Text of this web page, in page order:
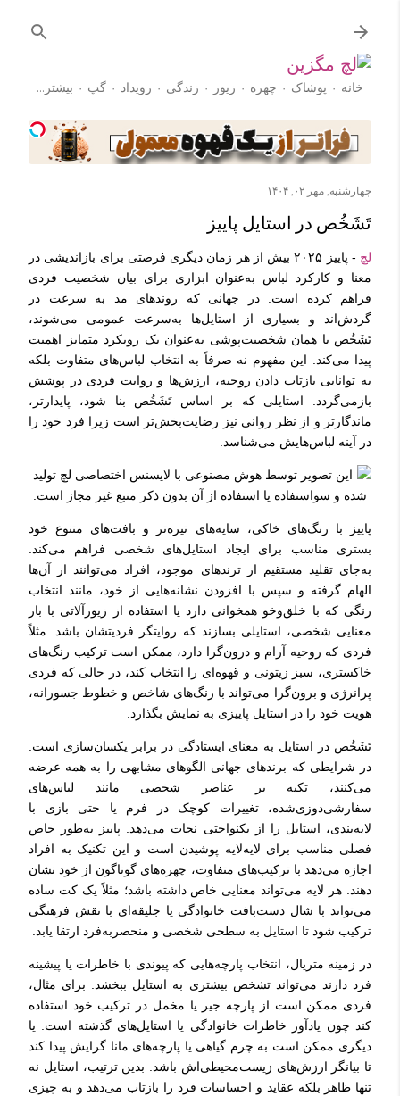
خانه پوشاک چهره زیور زندگی رویداد گپ
‏بیشتر…
چهارشنبه, مهر ۰۲, ۱۴۰۴
تَشَخُص در استایل پاییز
لچ
- پاییز ۲۰۲۵ بیش از هر زمان دیگری فرصتی برای بازاندیشی در
معنا و کارکرد لباس به‌عنوان ابزاری برای بیان شخصیت فردی
فراهم کرده است. در جهانی که روندهای مد به سرعت در
گردش‌اند و بسیاری از استایل‌ها به‌سرعت عمومی می‌شوند،
تَشَخُص یا همان شخصیت‌پوشی به‌عنوان یک رویکرد متمایز اهمیت
پیدا می‌کند. این مفهوم نه صرفاً به انتخاب لباس‌های متفاوت بلکه
به توانایی بازتاب دادن روحیه، ارزش‌ها و روایت فردی در پوشش
بازمی‌گردد. استایلی که بر اساس تَشَخُص بنا شود، پایدارتر،
ماندگارتر و از نظر روانی نیز رضایت‌بخش‌تر است زیرا فرد خود را
در آینه لباس‌هایش می‌شناسد.
پاییز با رنگ‌های خاکی، سایه‌های تیره‌تر و بافت‌های متنوع خود
بستری مناسب برای ایجاد استایل‌های شخصی فراهم می‌کند.
به‌جای تقلید مستقیم از ترندهای موجود، افراد می‌توانند از آن‌ها
الهام گرفته و سپس با افزودن نشانه‌هایی از خود، مانند انتخاب
رنگی که با خلق‌وخو همخوانی دارد یا استفاده از زیورآلاتی با بار
معنایی شخصی، استایلی بسازند که روایتگر فردیتشان باشد. مثلاً
فردی که روحیه آرام و درون‌گرا دارد، ممکن است ترکیب رنگ‌های
خاکستری، سبز زیتونی و قهوه‌ای را انتخاب کند، در حالی که فردی
پرانرژی و برون‌گرا می‌تواند با رنگ‌های شاخص و خطوط جسورانه،
هویت خود را در استایل پاییزی به نمایش بگذارد.
تَشَخُص در استایل به معنای ایستادگی در برابر یکسان‌سازی است.
در شرایطی که برندهای جهانی الگوهای مشابهی را به همه عرضه
می‌کنند، تکیه بر عناصر شخصی مانند لباس‌های
سفارشی‌دوزی‌شده، تغییرات کوچک در فرم یا حتی بازی با
لایه‌بندی، استایل را از یکنواختی نجات می‌دهد. پاییز به‌طور خاص
فصلی مناسب برای لایه‌لایه پوشیدن است و این تکنیک به افراد
اجازه می‌دهد با ترکیب‌های متفاوت، چهره‌های گوناگون از خود نشان
دهند. هر لایه می‌تواند معنایی خاص داشته باشد؛ مثلاً یک کت ساده
می‌تواند با شال دست‌بافت خانوادگی یا جلیقه‌ای با نقش فرهنگی
ترکیب شود تا استایل به سطحی شخصی و منحصربه‌فرد ارتقا یابد.
در زمینه متریال، انتخاب پارچه‌هایی که پیوندی با خاطرات یا پیشینه
فرد دارند می‌تواند تشخص بیشتری به استایل ببخشد. برای مثال،
فردی ممکن است از پارچه جیر یا مخمل در ترکیب خود استفاده
کند چون یادآور خاطرات خانوادگی یا استایل‌های گذشته است. یا
دیگری ممکن است به چرم گیاهی یا پارچه‌های مانا گرایش پیدا کند
تا بیانگر ارزش‌های زیست‌محیطی‌اش باشد. بدین ترتیب، استایل نه
تنها ظاهر بلکه عقاید و احساسات فرد را بازتاب می‌دهد و به چیزی